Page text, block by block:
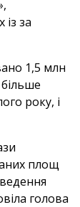
за
1,5 млн
року, і
площ
голова